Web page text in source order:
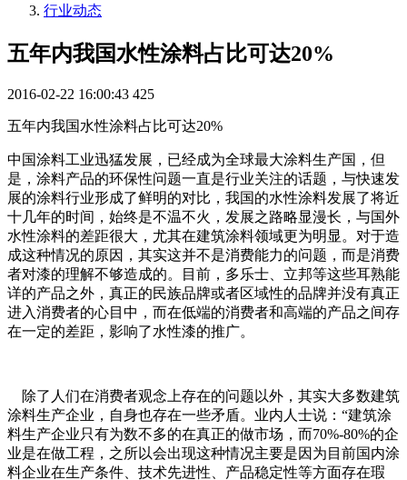
行业动态
五年内我国水性涂料占比可达20%
2016-02-22 16:00:43 425
五年内我国水性涂料占比可达20%
中国涂料工业迅猛发展，已经成为全球最大涂料生产国，但
是，涂料产品的环保性问题一直是行业关注的话题，与快速发
展的涂料行业形成了鲜明的对比，我国的水性涂料发展了将近
十几年的时间，始终是不温不火，发展之路略显漫长，与国外
水性涂料的差距很大，尤其在建筑涂料领域更为明显。对于造
成这种情况的原因，其实这并不是消费能力的问题，而是消费
者对漆的理解不够造成的。目前，多乐士、立邦等这些耳熟能
详的产品之外，真正的民族品牌或者区域性的品牌并没有真正
进入消费者的心目中，而在低端的消费者和高端的产品之间存
在一定的差距，影响了水性漆的推广。
除了人们在消费者观念上存在的问题以外，其实大多数建筑
涂料生产企业，自身也存在一些矛盾。业内人士说：“建筑涂
料生产企业只有为数不多的在真正的做市场，而70%-80%的企
业是在做工程，之所以会出现这种情况主要是因为目前国内涂
料企业在生产条件、技术先进性、产品稳定性等方面存在瑕